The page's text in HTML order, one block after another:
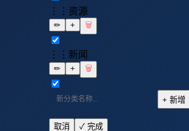
⋮⋮ 资源
✏ + 🗑
⋮⋮ 新闻
✏ + 🗑
+ 新增
取消 ✓ 完成